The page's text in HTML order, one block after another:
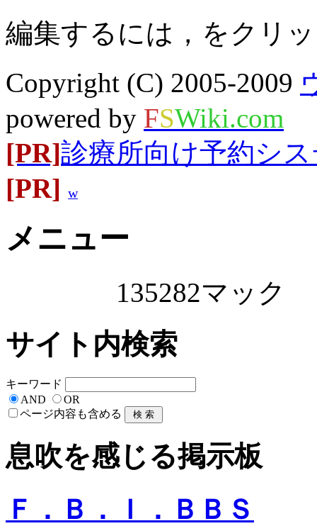
編集するには，をクリ
Copyright (C) 2005-2009
powered by FSWiki.com
[PR]診療所向け予約シ
[PR] w
メニュー
135282マック
サイト内検索
キーワード
AND
OR
ページ内容も含める
息吹を感じる掲示板
Ｆ．Ｂ．Ｉ．ＢＢＳ